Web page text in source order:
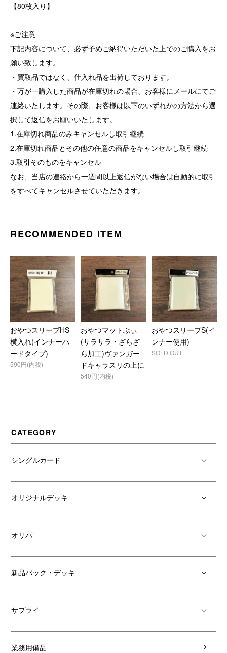
【80枚入り】
※ご注意
下記内容について、必ず予めご納得いただいた上でのご購入をお
願い致します。
・買取品ではなく、仕入れ品を出荷しております。
・万が一購入した商品が在庫切れの場合、お客様にメールにてご
連絡いたします。その際、お客様は以下のいずれかの方法から選
択して返信をお願いいたします。
1.在庫切れ商品のみキャンセルし取引継続
2.在庫切れ商品とその他の任意の商品をキャンセルし取引継続
3.取引そのものをキャンセル
なお、当店の連絡から一週間以上返信がない場合は自動的に取引
をすべてキャンセルさせていただきます。
RECOMMENDED ITEM
おやつスリーブHS
横入れ(インナーハ
ードタイプ)
590円(内税)
おやつマットぶぃ
(サラサラ・ざらざ
ら加工)ヴァンガー
ドキャラスリの上に
540円(内税)
おやつスリーブS(イ
ンナー使用)
SOLD OUT
CATEGORY
シングルカード
オリジナルデッキ
オリパ
新品パック・デッキ
サプライ
業務用備品